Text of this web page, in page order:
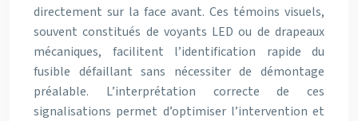
directement sur la face avant. Ces témoins visuels,
souvent constitués de voyants LED ou de drapeaux
mécaniques, facilitent l’identification rapide du
fusible défaillant sans nécessiter de démontage
préalable. L’interprétation correcte de ces
signalisations permet d’optimiser l’intervention et